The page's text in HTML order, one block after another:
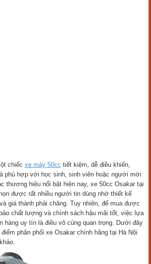
chiếc xe máy 50cc tiết kiệm, dễ điều khiển,
phù hợp với học sinh, sinh viên hoặc người mới
thương hiệu nổi bật hiện nay, xe 50cc Osakar tại
được rất nhiều người tin dùng nhờ thiết kế
giá thành phải chăng. Tuy nhiên, để mua được
chất lượng và chính sách hậu mãi tốt, việc lựa
hàng uy tín là điều vô cùng quan trọng. Dưới đây
phân phối xe Osakar chính hãng tại Hà Nội